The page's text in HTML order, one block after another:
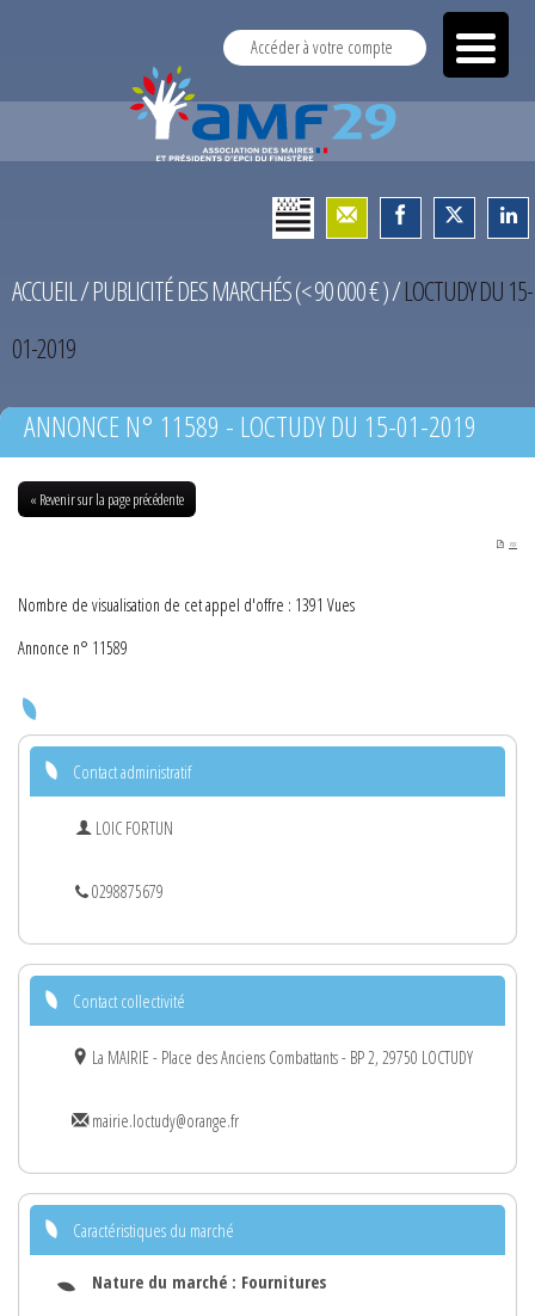
Accéder à votre compte
ACCUEIL/PUBLICITÉ DES MARCHÉS (< 90 000 € )/LOCTUDY DU 15-
01-2019
ANNONCE N° 11589 - LOCTUDY DU 15-01-2019
« Revenir sur la page précédente
PDF
Nombre de visualisation de cet appel d'offre : 1391 Vues
Annonce n° 11589
Contact administratif
LOIC FORTUN
0298875679
Contact collectivité
La MAIRIE - Place des Anciens Combattants - BP 2, 29750 LOCTUDY
mairie.loctudy@orange.fr
Caractéristiques du marché
Nature du marché : Fournitures